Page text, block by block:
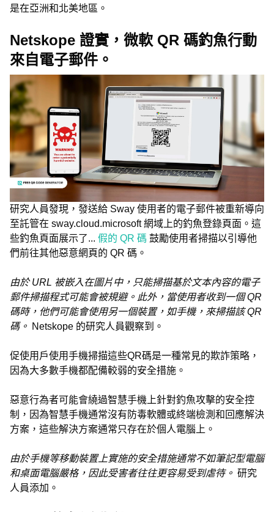
是在亞洲和北美地區。
Netskope 證實，微軟 QR 碼釣魚行動
來自電子郵件。
研究人員發現，發送給 Sway 使用者的電子郵件被重新導向
至託管在 sway.cloud.microsoft 網域上的釣魚登錄頁面。這
些釣魚頁面展示了... 假的 QR 碼 鼓勵使用者掃描以引導他
們前往其他惡意網頁的 QR 碼。
由於 URL 被嵌入在圖片中，只能掃描基於文本內容的電子
郵件掃描程式可能會被規避。此外，當使用者收到一個 QR
碼時，他們可能會使用另一個裝置，如手機，來掃描該 QR
碼。 Netskope 的研究人員觀察到。
促使用戶使用手機掃描這些QR碼是一種常見的欺詐策略，
因為大多數手機都配備較弱的安全措施。
惡意行為者可能會繞過智慧手機上針對釣魚攻擊的安全控
制，因為智慧手機通常沒有防毒軟體或終端檢測和回應解決
方案，這些解決方案通常只存在於個人電腦上。
由於手機等移動裝置上實施的安全措施通常不如筆記型電腦
和桌面電腦嚴格，因此受害者往往更容易受到虐待。 研究
人員添加。